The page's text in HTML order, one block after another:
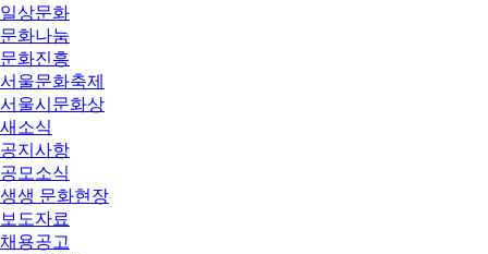
일상문화
문화나눔
문화진흥
서울문화축제
서울시문화상
새소식
공지사항
공모소식
생생 문화현장
보도자료
채용공고